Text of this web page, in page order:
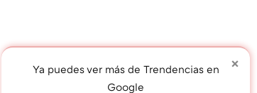
×
Ya puedes ver más de Trendencias en
Google